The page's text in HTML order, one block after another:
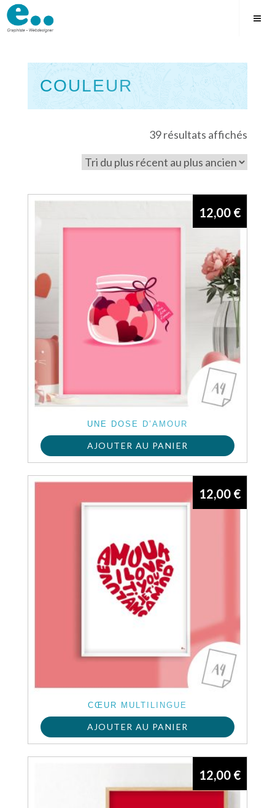
Skip
to
COULEUR
Square
39 résultats affichés
plus
UNE DOSE D’AMOUR
12,00 €
AJOUTER AU PANIER
CŒUR MULTILINGUE
12,00 €
AJOUTER AU PANIER
12,00 €